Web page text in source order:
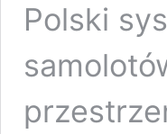
Polski